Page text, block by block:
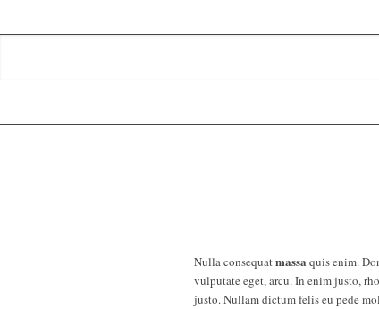
Nulla consequatmassa quis enim.
vulputate eget, arcu. In enim justo,
justo. Nullam dictum felis eu pede